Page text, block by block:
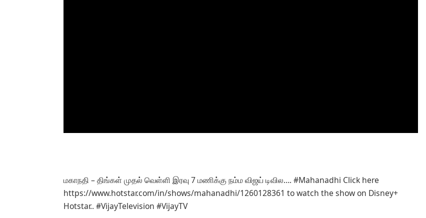
மகாநதி – திங்கள் முதல் வெள்ளி இரவு 7 மணிக்கு நம்ம விஜய் டிவில…. #Mahanadhi Click here
https://www.hotstar.com/in/shows/mahanadhi/1260128361 to watch the show on Disney+
Hotstar.. #VijayTelevision #VijayTV